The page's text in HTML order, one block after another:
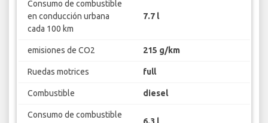
Consumo de combustible
en conducción urbana
cada 100 km
7.7 l
emisiones de CO2 215 g/km
Ruedas motrices full
Combustible diesel
Consumo de combustible
6.3 l